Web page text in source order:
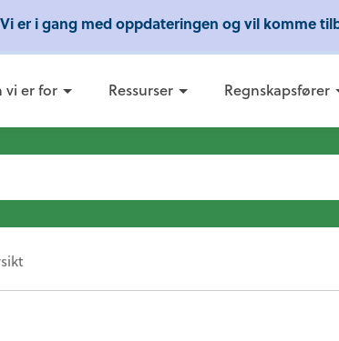
fra Conta - Lær om regnskap,
vi er for Ressurser Regnskapsfører
er i gang med oppdateringen og vil komme